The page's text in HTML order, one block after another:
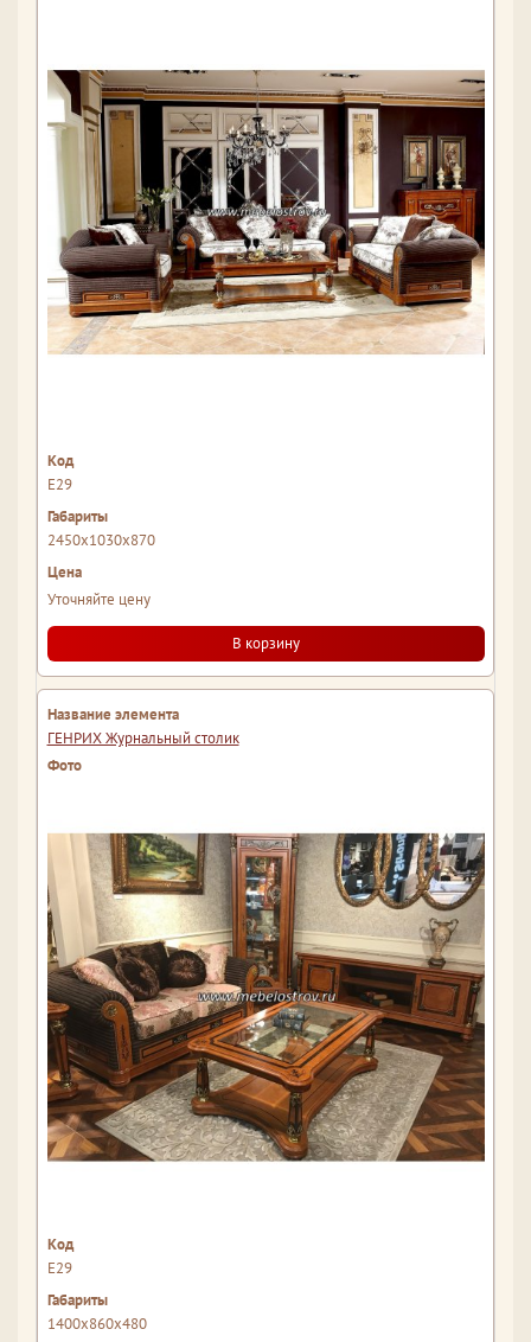
Е29
2450x1030x870
Уточняйте цену
В корзину
ГЕНРИХ Журнальный столик
Е29
1400x860x480